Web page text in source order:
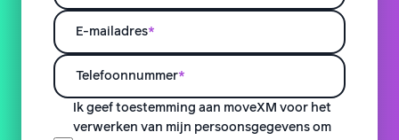
E-mailadres*
Telefoonnummer*
Ik geef toestemming aan moveXM voor het
verwerken van mijn persoonsgegevens om